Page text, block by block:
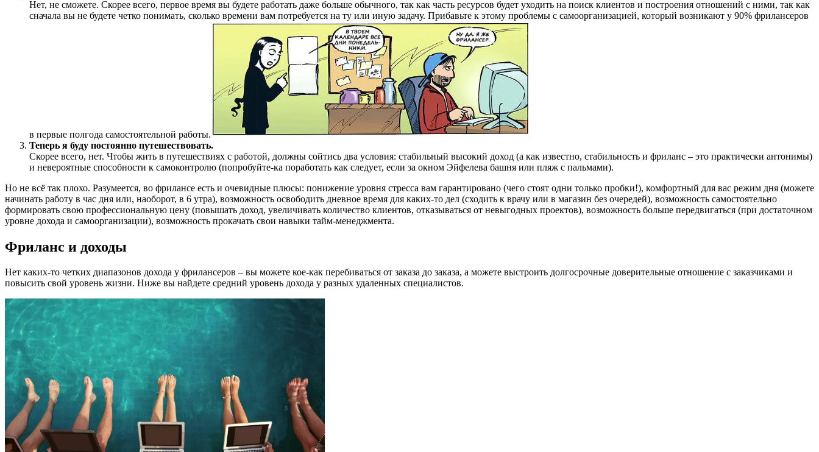
Нет, не сможете. Скорее всего, первое время вы будете работать даже больше обычного, так как часть ресурсов будет уходить на поиск клиентов и построения отношений с ними, так как
сначала вы не будете четко понимать, сколько времени вам потребуется на ту или иную задачу. Прибавьте к этому проблемы с самоорганизацией, который возникают у 90% фрилансеров
в первые полгода самостоятельной работы.
Теперь я буду постоянно путешествовать.
Скорее всего, нет. Чтобы жить в путешествиях с работой, должны сойтись два условия: стабильный высокий доход (а как известно, стабильность и фриланс – это практически антонимы)
и невероятные способности к самоконтролю (попробуйте-ка поработать как следует, если за окном Эйфелева башня или пляж с пальмами).
Но не всё так плохо. Разумеется, во фрилансе есть и очевидные плюсы: понижение уровня стресса вам гарантировано (чего стоят одни только пробки!), комфортный для вас режим дня (можете
начинать работу в час дня или, наоборот, в 6 утра), возможность освободить дневное время для каких-то дел (сходить к врачу или в магазин без очередей), возможность самостоятельно
формировать свою профессиональную цену (повышать доход, увеличивать количество клиентов, отказываться от невыгодных проектов), возможность больше передвигаться (при достаточном
уровне дохода и самоорганизации), возможность прокачать свои навыки тайм-менеджмента.
Фриланс и доходы
Нет каких-то четких диапазонов дохода у фрилансеров – вы можете кое-как перебиваться от заказа до заказа, а можете выстроить долгосрочные доверительные отношение с заказчиками и
повысить свой уровень жизни. Ниже вы найдете средний уровень дохода у разных удаленных специалистов.